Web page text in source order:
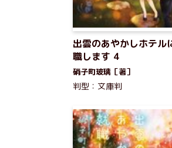
出雲のあやかしホテル
職します 4
硝子町玻璃［著］
判型：文庫判